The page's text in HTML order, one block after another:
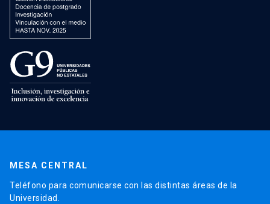
MESA CENTRAL
Teléfono para comunicarse con las distintas áreas de la
Universidad.